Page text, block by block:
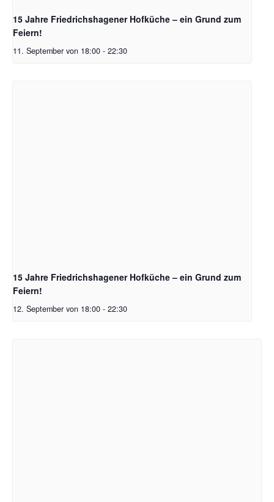
15 Jahre Friedrichshagener Hofküche – ein Grund zum
Feiern!
11. September von 18:00 - 22:30
15 Jahre Friedrichshagener Hofküche – ein Grund zum
Feiern!
12. September von 18:00 - 22:30